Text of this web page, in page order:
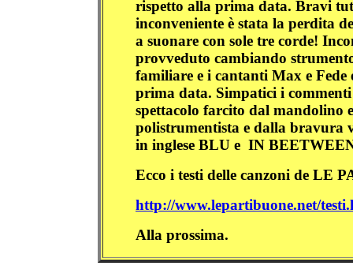
rispetto alla prima data. Bravi
inconveniente è stata la perdita
a suonare con sole tre corde!
provveduto cambiando
familiare e i cantanti Max e
prima data. Simpatici i
spettacolo farcito dal mandolino
polistrumentista e dalla bravura
in inglese BLU e IN
Ecco i testi delle canzoni de LE
http://www.lepartibuone.net/
Alla prossima.